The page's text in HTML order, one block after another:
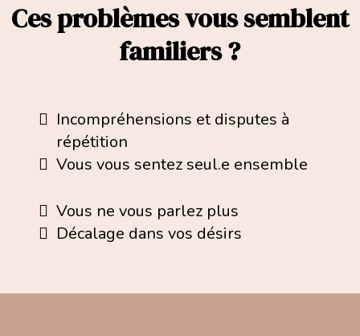
Ces problèmes vous semblent
familiers ?
Incompréhensions et disputes à
répétition
Vous vous sentez seul.e ensemble
Vous ne vous parlez plus
Décalage dans vos désirs